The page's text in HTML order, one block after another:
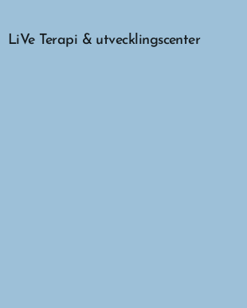
LiVe Terapi & utvecklingscenter